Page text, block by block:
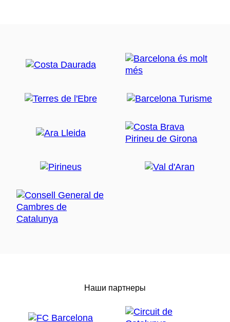
Наши партнеры